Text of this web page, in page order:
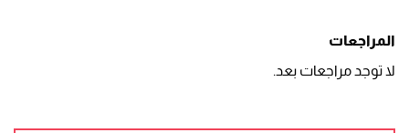
المراجعات
لا توجد مراجعات بعد.